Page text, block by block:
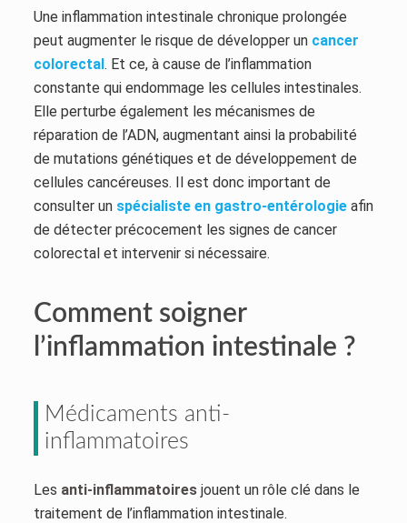
Une inflammation intestinale chronique prolongée
peut augmenter le risque de développer un cancer
colorectal. Et ce, à cause de l’inflammation
constante qui endommage les cellules intestinales.
Elle perturbe également les mécanismes de
réparation de l’ADN, augmentant ainsi la probabilité
de mutations génétiques et de développement de
cellules cancéreuses. Il est donc important de
consulter un spécialiste en gastro-entérologieafin
de détecter précocement les signes de cancer
colorectal et intervenir si nécessaire.
Comment soigner
l’inflammation intestinale ?
Médicaments anti-
inflammatoires
Les anti-inflammatoiresjouent un rôle clé dans le
traitement de l’inflammation intestinale.